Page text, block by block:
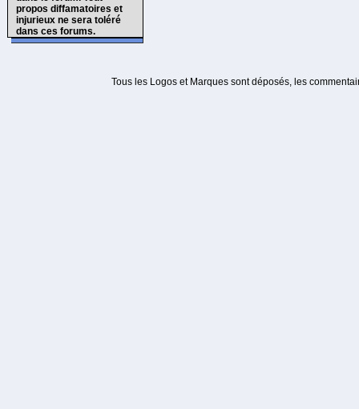
propos diffamatoires et
injurieux ne sera toléré
dans ces forums.
Tous les Logos et Marques sont déposés, les